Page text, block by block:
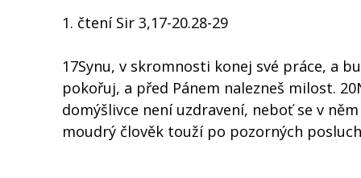
1. čtení Sir 3,17-20.28-29
17Synu, v skromnosti konej své práce, a
pokořuj, a před Pánem nalezneš milost.
domýšlivce není uzdravení, neboť se v
moudrý člověk touží po pozorných